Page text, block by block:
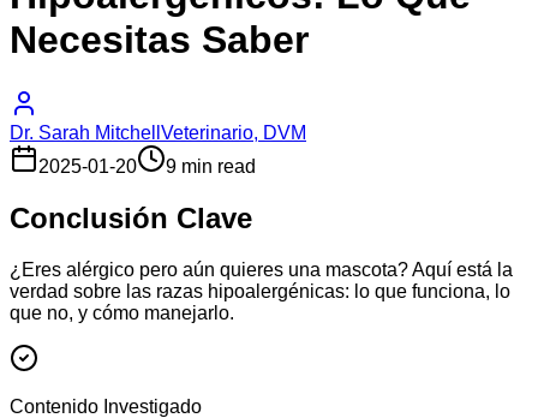
Necesitas Saber
Dr. Sarah Mitchell Veterinario, DVM
2025-01-20
9 min read
Conclusión Clave
¿Eres alérgico pero aún quieres una mascota? Aquí está la
verdad sobre las razas hipoalergénicas: lo que funciona, lo
que no, y cómo manejarlo.
Contenido Investigado